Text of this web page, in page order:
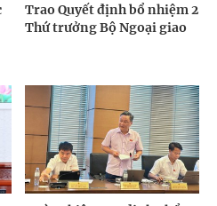
Trao Quyết định bổ nhiệm 2
Thứ trưởng Bộ Ngoại giao